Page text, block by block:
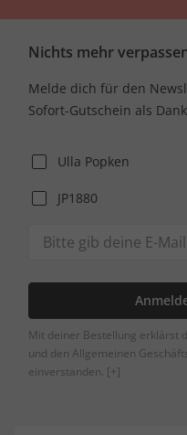
Nichts mehr
Melde dich für den
Sofort-Gutschein als
Ulla Popken
JP1880
Mit deiner Bestellung erklärst
und den Allgemeinen
einverstanden. [+]